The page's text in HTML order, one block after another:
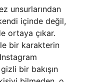
unsurlarından
içinde değil,
ortaya çıkar.
bir karakterin
bir bakışın